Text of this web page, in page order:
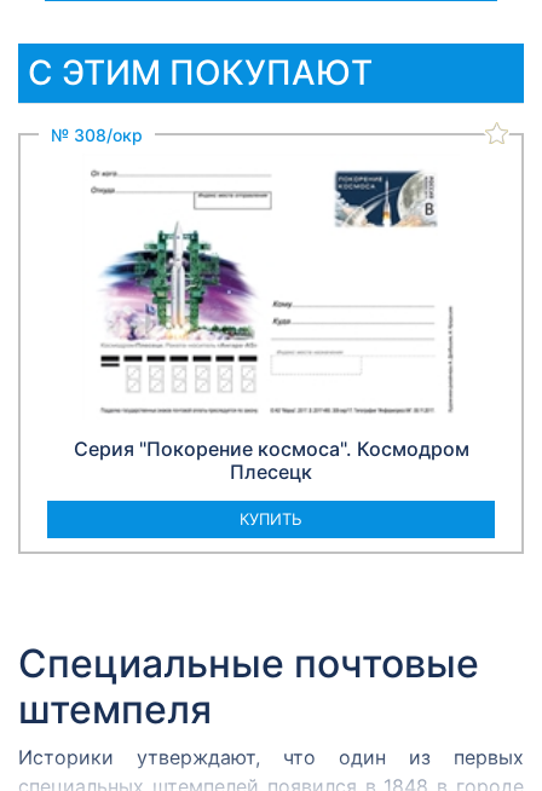
С ЭТИМ ПОКУПАЮТ
№ 308/окр
Серия "Покорение космоса". Космодром
Плесецк
КУПИТЬ
Специальные почтовые
штемпеля
Историки утверждают, что один из первых
специальных штемпелей появился в 1848 в городе